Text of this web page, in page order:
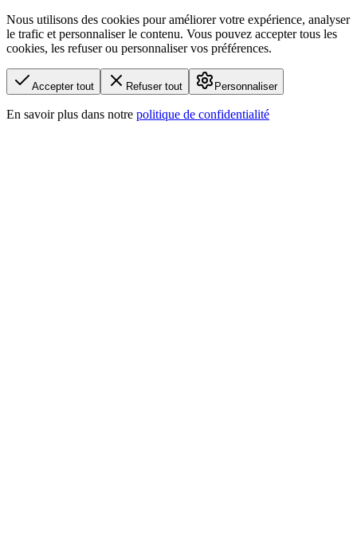
Nous utilisons des cookies pour améliorer votre expérience, analyser
le trafic et personnaliser le contenu. Vous pouvez accepter tous les
cookies, les refuser ou personnaliser vos préférences.
Accepter tout Refuser tout Personnaliser
En savoir plus dans notre politique de confidentialité